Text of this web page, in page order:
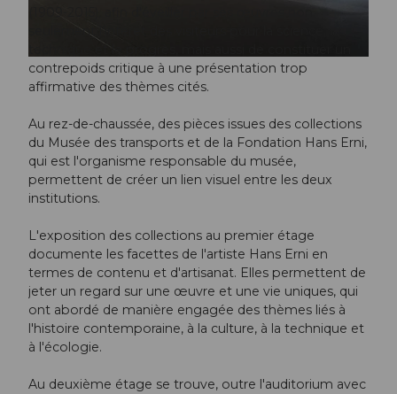
© CC-BY-NC-ND
seulement l'intérêt des visiteurs pour la science, la
contrepoids critique à une présentation trop
affirmative des thèmes cités.
Au rez-de-chaussée, des pièces issues des collections
du Musée des transports et de la Fondation Hans Erni,
qui est l'organisme responsable du musée,
permettent de créer un lien visuel entre les deux
institutions.
L'exposition des collections au premier étage
documente les facettes de l'artiste Hans Erni en
termes de contenu et d'artisanat. Elles permettent de
jeter un regard sur une œuvre et une vie uniques, qui
ont abordé de manière engagée des thèmes liés à
l'histoire contemporaine, à la culture, à la technique et
à l'écologie.
Au deuxième étage se trouve, outre l'auditorium avec